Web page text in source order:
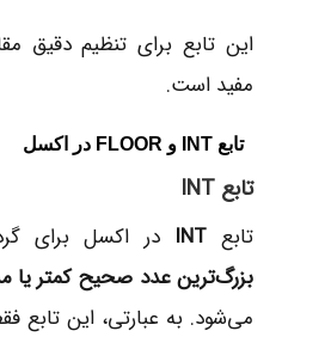
این تابع برای تنظیم دقیق
مفید است.
تابع INT و FLOOR در اکسل
تابع INT
تابعINT در اکسل برای
بزرگ‌ترین عدد صحیح کمتر یا
می‌شود. به عبارتی، این